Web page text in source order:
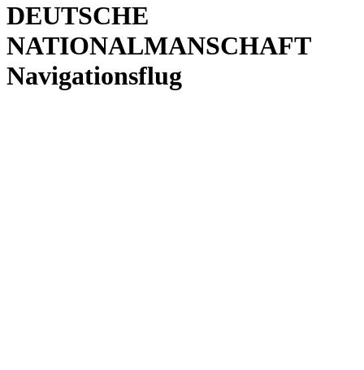
DEUTSCHE
NATIONALMANSCHAFT
Navigationsflug